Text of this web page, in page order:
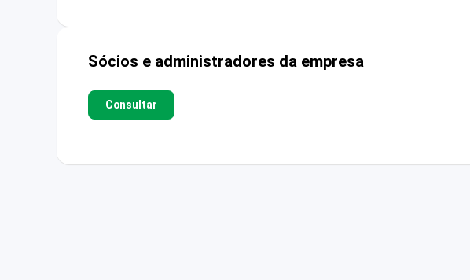
Sócios e administradores da empresa
Consultar